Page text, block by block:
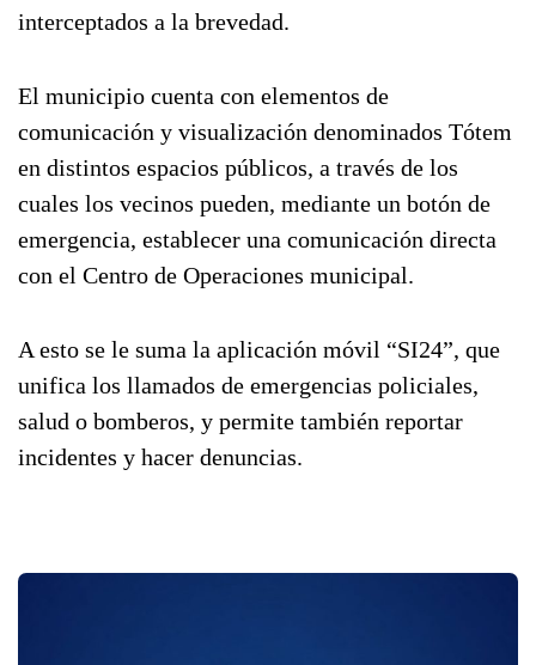
interceptados a la brevedad.
El municipio cuenta con elementos de
comunicación y visualización denominados Tótem
en distintos espacios públicos, a través de los
cuales los vecinos pueden, mediante un botón de
emergencia, establecer una comunicación directa
con el Centro de Operaciones municipal.
A esto se le suma la aplicación móvil “SI24”, que
unifica los llamados de emergencias policiales,
salud o bomberos, y permite también reportar
incidentes y hacer denuncias.